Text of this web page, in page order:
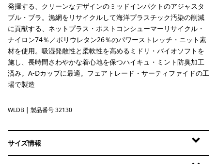
発揮する、クリーンなデザインのミッドインパクトのアジャスタ
ブル・ブラ。漁網をリサイクルして海洋プラスチック汚染の削減
に貢献する、ネットプラス・ポストコンシューマーリサイクル・
ナイロン74％／ポリウレタン26％のパワーストレッチ・ニット素
材を使用。吸湿発散性と柔軟性を高めるミドリ・バイオソフトを
施し、長時間さわやかな着心地を保つハイキュ・ミント防臭加工
済み。A-Dカップに最適。フェアトレード・サーティファイドの工
場で製造
Wetland Blue
WLDB | 製品番号 32130
サイズ情報